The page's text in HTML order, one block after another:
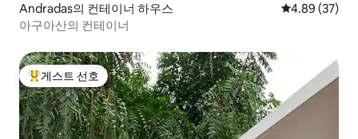
Andradas의 컨테이너 하우스 평점 4.89점(5
4.89 (37)
아구아산의 컨테이너
상위 게스트 선호
게스트 선호